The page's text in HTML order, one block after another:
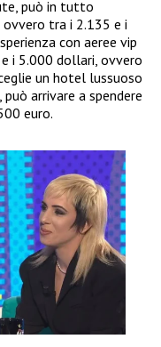
può in tutto
tra i 2.135 e i
con aeree vip
i 5.000 dollari, ovvero
un hotel lussuoso
arrivare a spendere
euro.